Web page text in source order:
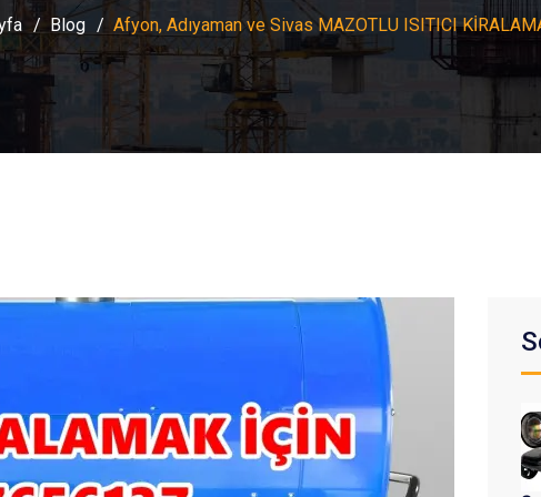
Blog Afyon, Adıyaman ve Sivas MAZOTLU ISITICI